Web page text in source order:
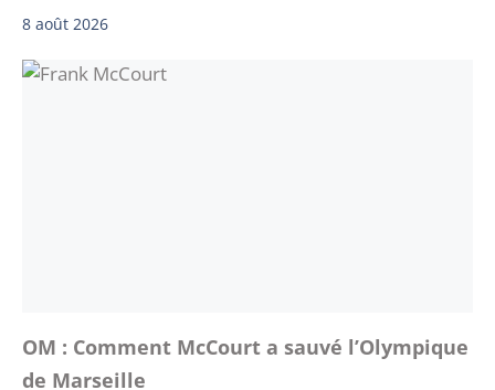
8 août 2026
OM : Comment McCourt a sauvé l’Olympique
de Marseille